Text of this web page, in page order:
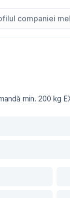
companiei
min. 200 kg